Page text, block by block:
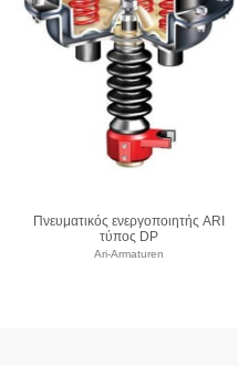
Πνευματικός ενεργοποιητής ARI
τύπος DP
Ari-Armaturen